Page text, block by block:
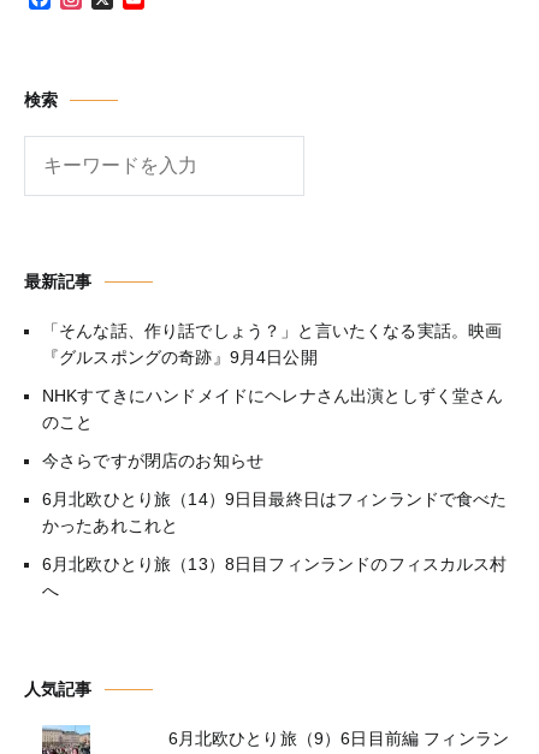
検索
最新記事
「そんな話、作り話でしょう？」と言いたくなる実話。映画
『グルスポングの奇跡』9月4日公開
NHKすてきにハンドメイドにヘレナさん出演としずく堂さん
のこと
今さらですが閉店のお知らせ
6月北欧ひとり旅（14）9日目最終日はフィンランドで食べた
かったあれこれと
6月北欧ひとり旅（13）8日目フィンランドのフィスカルス村
へ
人気記事
6月北欧ひとり旅（9）6日目前編 フィンラン